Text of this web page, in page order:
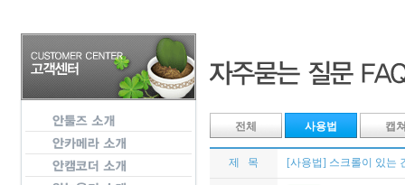
전체 사용법 캡
제 목 [사용법] 스크롤이 있는